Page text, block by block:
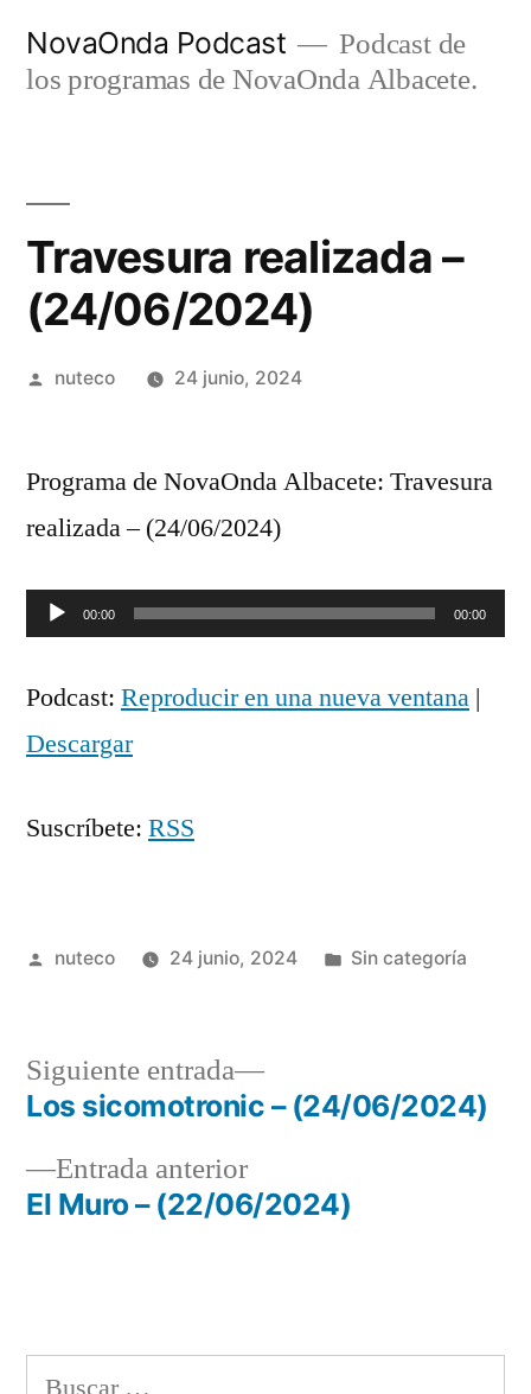
NovaOnda Podcast
Podcast de
los programas de NovaOnda Albacete.
Travesura realizada –
(24/06/2024)
Publicada
nuteco 24 junio, 2024
Programa de NovaOnda Albacete: Travesura
realizada – (24/06/2024)
Reproductor
audio
00:00 00:00
Podcast: Reproducir en una nueva ventana |
Descargar
Suscríbete: RSS
Publicada
nuteco 24 junio, 2024
Publicada
Sin categoría
Navegación
de
entradas
Entrada anteriorEntrada
anterior:
El Muro – (22/06/2024)
Siguiente entrada
Siguiente
entrada:
Los sicomotronic – (24/06/2024)
Buscar: